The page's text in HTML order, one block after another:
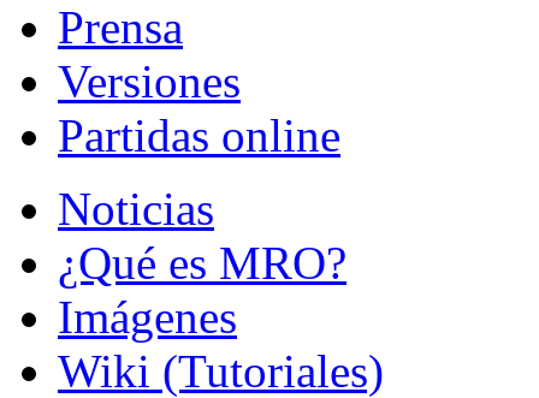
Prensa
Versiones
Partidas online
Noticias
¿Qué es MRO?
Imágenes
Wiki (Tutoriales)